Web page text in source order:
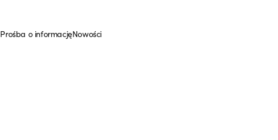
Prośba o informacjęNowości